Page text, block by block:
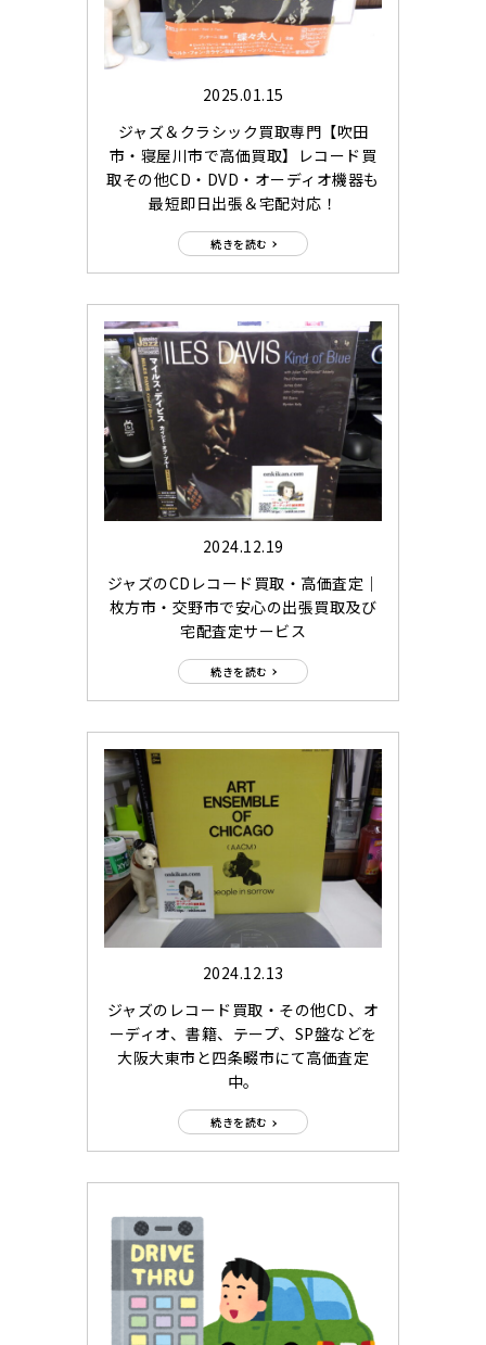
2025.01.15
ジャズ＆クラシック買取専門【吹田
市・寝屋川市で高価買取】レコード買
取その他CD・DVD・オーディオ機器も
最短即日出張＆宅配対応！
続きを読む
2024.12.19
ジャズのCDレコード買取・高価査定｜
枚方市・交野市で安心の出張買取及び
宅配査定サービス
続きを読む
2024.12.13
ジャズのレコード買取・その他CD、オ
ーディオ、書籍、テープ、SP盤などを
大阪大東市と四条畷市にて高価査定
中。
続きを読む